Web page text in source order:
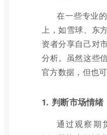
在一些专业
上，如雪球、东
资者分享自己对
分析。虽然这些
官方数据，但也可
1. 判断市场情绪
通过观察期